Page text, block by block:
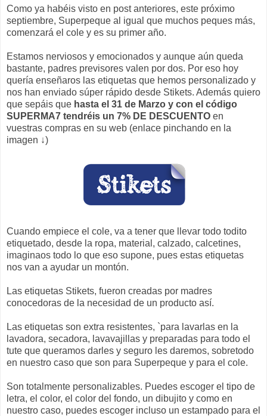
Como ya habéis visto en post anteriores, este próximo
septiembre, Superpeque al igual que muchos peques más,
comenzará el cole y es su primer año.
Estamos nerviosos y emocionados y aunque aún queda
bastante, padres previsores valen por dos. Por eso hoy
quería enseñaros las etiquetas que hemos personalizado y
nos han enviado súper rápido desde Stikets. Además quiero
que sepáis que hasta el 31 de Marzo y con el código
SUPERMA7 tendréis un 7% DE DESCUENTO en
vuestras compras en su web (enlace pinchando en la
imagen ↓)
Cuando empiece el cole, va a tener que llevar todo todito
etiquetado, desde la ropa, material, calzado, calcetines,
imaginaos todo lo que eso supone, pues estas etiquetas
nos van a ayudar un montón.
Las etiquetas Stikets, fueron creadas por madres
conocedoras de la necesidad de un producto así.
Las etiquetas son extra resistentes, `para lavarlas en la
lavadora, secadora, lavavajillas y preparadas para todo el
tute que queramos darles y seguro les daremos, sobretodo
en nuestro caso que son para Superpeque y para el cole.
Son totalmente personalizables. Puedes escoger el tipo de
letra, el color, el color del fondo, un dibujito y como en
nuestro caso, puedes escoger incluso un estampado para el